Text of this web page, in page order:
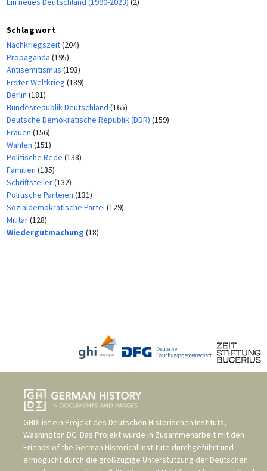
Schlagwort
Nachkriegszeit(204)
Propaganda (195)
Antisemitismus (193)
Erster Weltkrieg (189)
Berlin (181)
Bundesrepublik Deutschland (165)
Deutsche Demokratische Republik (DDR) (159)
Frauen (156)
Wahlen (151)
Politische Rede (138)
Familien (135)
Schriftsteller(132)
Politische Parteien (131)
Sozialdemokratische Partei (129)
Militär(128)
Wiedergutmachung (18)
GHDI ist ein Projekt des Deutschen Historischen Instituts,
Washington DC. Das Projekt wurde in Zusammenarbeit mit den
Friends of the German Historical Institute durchgeführt und
ermöglicht durch die großzügige Unterstützung der Deutschen